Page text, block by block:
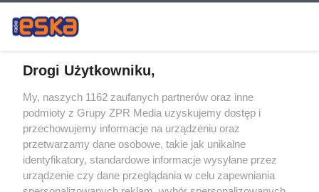
Żaden utwór zamieszczony w serwisie nie może być powielany i
rozpowszechniany lub dalej rozpowszechniany w jakikolwiek sposób (w
tym także elektroniczny lub mechaniczny) na jakimkolwiek polu
eksploatacji w jakiejkolwiek formie, włącznie z umieszczaniem w Internecie
bez pisemnej zgody właściciela praw. Jakiekolwiek użycie lub
wykorzystanie utworów w całości lub w części z naruszeniem prawa, tzn.
bez właściwej zgody, jest zabronione pod groźbą kary i może być ścigane
prawnie.
Drogi Użytkowniku,
My, naszych 1162 zaufanych partnerów oraz inne
podmioty z Grupy ZPR Media uzyskujemy dostęp i
przechowujemy informacje na urządzeniu oraz
przetwarzamy dane osobowe, takie jak unikalne
identyfikatory, standardowe informacje wysyłane przez
urządzenie czy dane przeglądania w celu zapewniania